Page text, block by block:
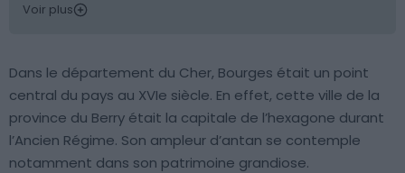
Voir plus
Dans le département du Cher, Bourges était un point
central du pays au XVIe siècle. En effet, cette ville de la
province du Berry était la capitale de l’hexagone durant
l’Ancien Régime. Son ampleur d’antan se contemple
notamment dans son patrimoine grandiose.